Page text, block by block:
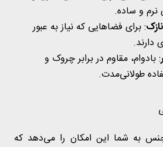
نرم و ساده.
: برای فضاهایی که نیاز به عبور
دارند.
: بادوام، مقاوم در برابر چروک و
طولانی‌مدت.
به شما این امکان را می‌دهد که